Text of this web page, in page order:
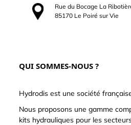
Rue du Bocage La
85170 Le Poiré sur Vie
QUI SOMMES-NOUS ?
Hydrodis est une société
Nous proposons une gamme
kits hydrauliques pour les